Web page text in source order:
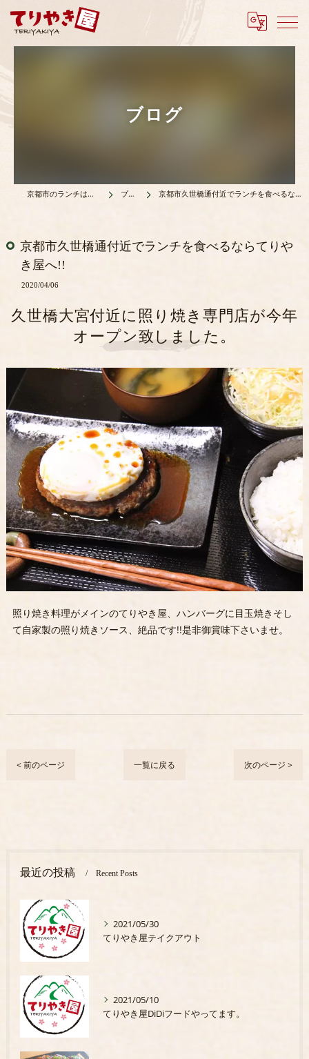
ブログ
京都市のランチはてりやき屋 ブログ 京都市久世橋通付近でランチを食べるならてりやき屋へ!!
京都市久世橋通付近でランチを食べるならてりや
き屋へ!!
2020/04/06
久世橋大宮付近に照り焼き専門店が今年
オープン致しました。
照り焼き料理がメインのてりやき屋、ハンバーグに目玉焼きそし
て自家製の照り焼きソース、絶品です!!是非御賞味下さいませ。
< 前のページ 一覧に戻る 次のページ >
最近の投稿 Recent Posts
2021/05/30
てりやき屋テイクアウト
2021/05/10
てりやき屋DiDiフードやってます。